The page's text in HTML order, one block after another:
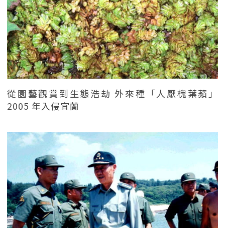
從園藝觀賞到生態浩劫 外來種「人厭槐葉蘋」
2005 年入侵宜蘭